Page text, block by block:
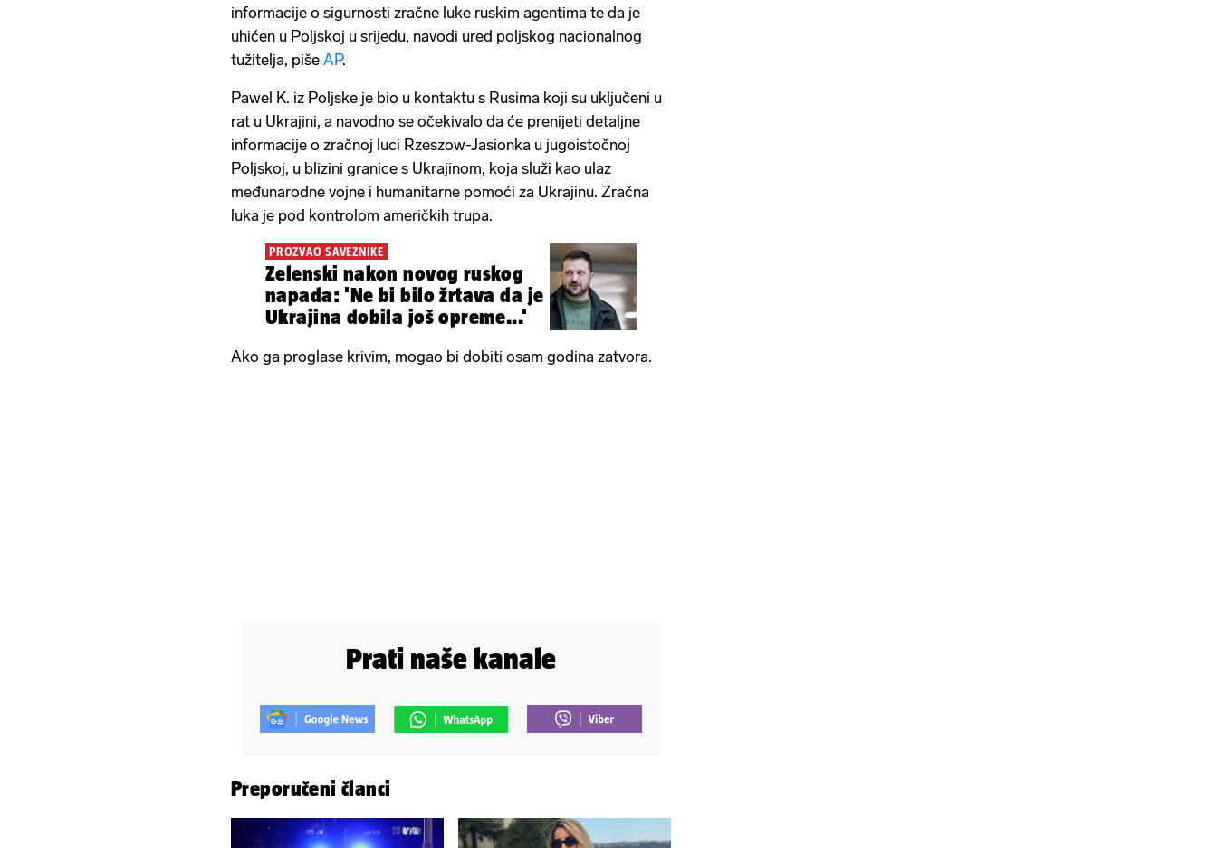
informacije o sigurnosti zračne luke ruskim agentima te da je
uhićen u Poljskoj u srijedu, navodi ured poljskog nacionalnog
tužitelja, piše AP.
Pawel K. iz Poljske je bio u kontaktu s Rusima koji su uključeni u
rat u Ukrajini, a navodno se očekivalo da će prenijeti detaljne
informacije o zračnoj luci Rzeszow-Jasionka u jugoistočnoj
Poljskoj, u blizini granice s Ukrajinom, koja služi kao ulaz
međunarodne vojne i humanitarne pomoći za Ukrajinu. Zračna
luka je pod kontrolom američkih trupa.
PROZVAO SAVEZNIKE
Zelenski nakon novog ruskog
napada: 'Ne bi bilo žrtava da je
Ukrajina dobila još opreme...'
Ako ga proglase krivim, mogao bi dobiti osam godina zatvora.
Prati naše kanale
Preporučeni članci